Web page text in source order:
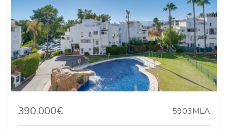
390.000€ 5903MLA